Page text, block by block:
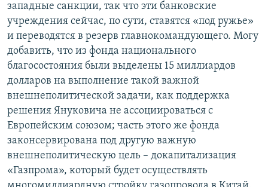
западные санкции, так что эти банковские
учреждения сейчас, по сути, ставятся «под ружье»
и переводятся в резерв главнокомандующего. Могу
добавить, что из фонда национального
благосостояния были выделены 15 миллиардов
долларов на выполнение такой важной
внешнеполитической задачи, как поддержка
решения Януковича не ассоциироваться с
Европейским союзом; часть этого же фонда
законсервирована под другую важную
внешнеполитическую цель – докапитализация
«Газпрома», который будет осуществлять